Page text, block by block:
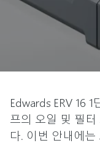
Edwards ERV 16
프의 오일 및 필
다. 이번 안내에